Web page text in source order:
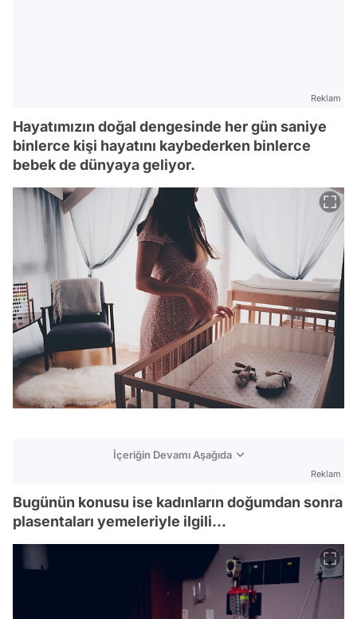
Reklam
Hayatımızın doğal dengesinde her gün saniye
binlerce kişi hayatını kaybederken binlerce
bebek de dünyaya geliyor.
İçeriğin Devamı Aşağıda
Reklam
Bugünün konusu ise kadınların doğumdan sonra
plasentaları yemeleriyle ilgili...